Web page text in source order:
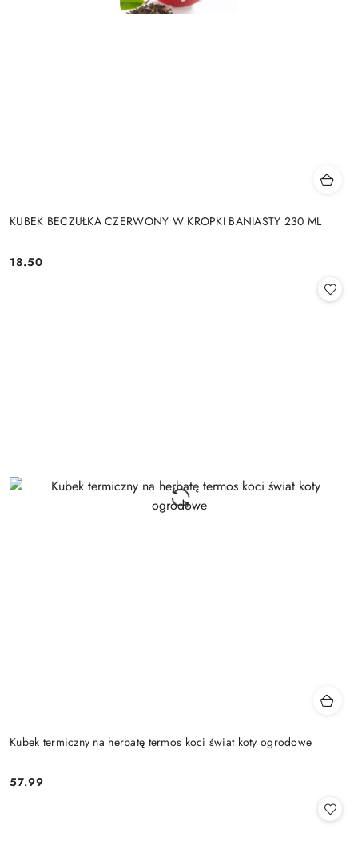
KUBEK BECZUŁKA CZERWONY W KROPKI BANIASTY 230 ML
Cena:
18.50
Kubek termiczny na herbatę termos koci świat koty ogrodowe
Cena:
57.99